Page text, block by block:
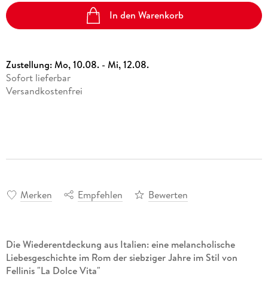
In den Warenkorb
Zustellung:Mo, 10.08. - Mi, 12.08.
Sofort lieferbar
Versandkostenfrei
Merken Empfehlen Bewerten
Die Wiederentdeckung aus Italien: eine melancholische
Liebesgeschichte im Rom der siebziger Jahre im Stil von
Fellinis "La Dolce Vita"